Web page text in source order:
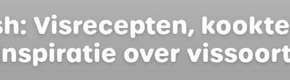
Visrecepten,
over